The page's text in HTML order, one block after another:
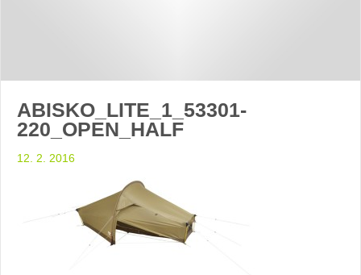
ABISKO_LITE_1_53301-
220_OPEN_HALF
12. 2. 2016